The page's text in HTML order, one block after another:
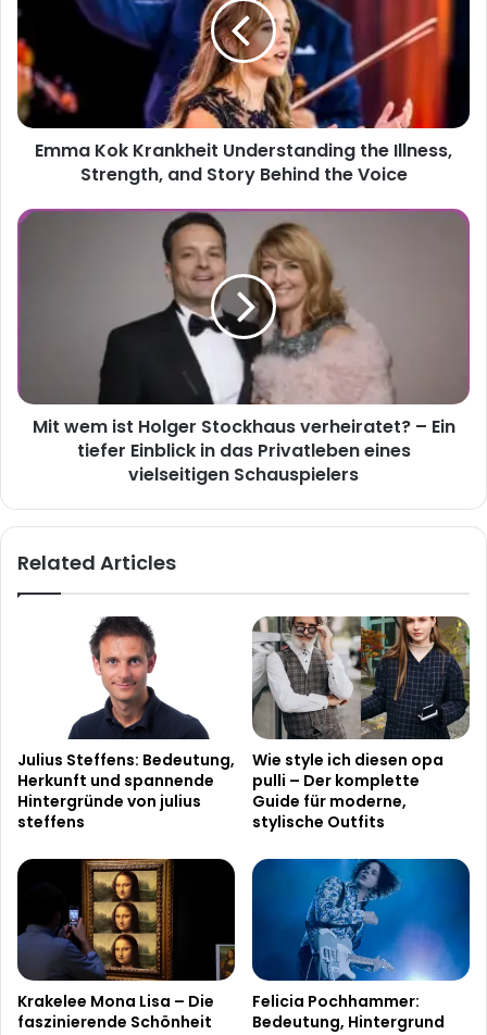
Understanding
the
Illness,
Strength,
and
Story
Behind
Emma Kok Krankheit Understanding the Illness,
Strength, and Story Behind the Voice
Mit
tiefer
Einblick
eines
Schauspielers
Mit wem ist Holger Stockhaus verheiratet? – Ein
tiefer Einblick in das Privatleben eines
vielseitigen Schauspielers
Related Articles
Julius Steffens: Bedeutung,
Herkunft und spannende
Hintergründe von julius
steffens
Wie style ich diesen opa
pulli – Der komplette
Guide für moderne,
stylische Outfits
Krakelee Mona Lisa – Die
faszinierende Schönheit
Felicia Pochhammer:
Bedeutung, Hintergrund